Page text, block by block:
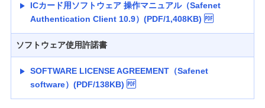
ICカード用ソフトウェア 操作マニュアル（Safenet
Authentication Client 10.9）(PDF/1,408KB)
ソフトウェア使用許諾書
SOFTWARE LICENSE AGREEMENT（Safenet
software）(PDF/138KB)